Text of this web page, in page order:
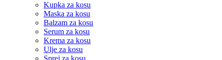
Kupka za kosu
Maska za kosu
Balzam za kosu
Serum za kosu
Krema za kosu
Ulje za kosu
Sprej za kosu